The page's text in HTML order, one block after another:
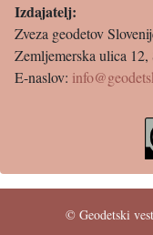
Izdajatelj:
Zveza geodetov
Zemljemerska ulica
E-naslov:
© Geodetski